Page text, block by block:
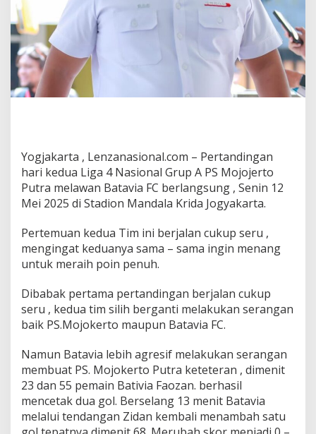
u
b
e
s
a
r
G
u
p
A
L
g
a
4
a
s
i
o
n
a
l
Yogjakarta , Lenzanasional.com – Pertandingan
hari kedua Liga 4 Nasional Grup A PS Mojojerto
Putra melawan Batavia FC berlangsung , Senin 12
Mei 2025 di Stadion Mandala Krida Jogyakarta.
Pertemuan kedua Tim ini berjalan cukup seru ,
mengingat keduanya sama – sama ingin menang
untuk meraih poin penuh.
Dibabak pertama pertandingan berjalan cukup
seru , kedua tim silih berganti melakukan serangan
baik PS.Mojokerto maupun Batavia FC.
Namun Batavia lebih agresif melakukan serangan
membuat PS. Mojokerto Putra keteteran , dimenit
23 dan 55 pemain Bativia Faozan. berhasil
mencetak dua gol. Berselang 13 menit Batavia
melalui tendangan Zidan kembali menambah satu